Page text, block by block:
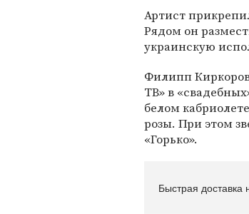
Артист
Рядом он
украинскую
Филипп
ТВ» в
белом
розы. При этом
«Горько».
Быстрая